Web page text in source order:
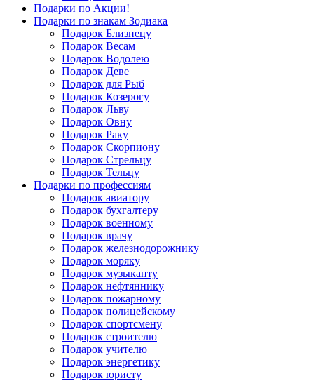
Подарки по Акции!
Подарки по знакам Зодиака
Подарок Близнецу
Подарок Весам
Подарок Водолею
Подарок Деве
Подарок для Рыб
Подарок Козерогу
Подарок Льву
Подарок Овну
Подарок Раку
Подарок Скорпиону
Подарок Стрельцу
Подарок Тельцу
Подарки по профессиям
Подарок авиатору
Подарок бухгалтеру
Подарок военному
Подарок врачу
Подарок железнодорожнику
Подарок моряку
Подарок музыканту
Подарок нефтяннику
Подарок пожарному
Подарок полицейскому
Подарок спортсмену
Подарок строителю
Подарок учителю
Подарок энергетику
Подарок юристу